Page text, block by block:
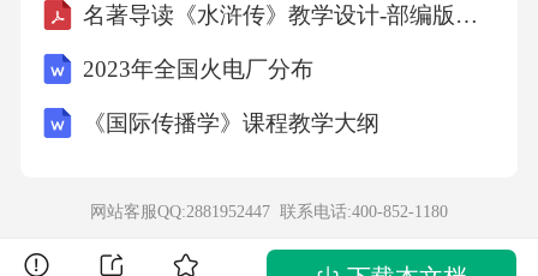
则...............................................7
则..............................................7
5.3.2.9约束命名规
则.............................................7
名著导读《水浒传》教学设计-部编版语文九年级上册
2023年全国火电厂分布
《国际传播学》课程教学大纲
网站客服QQ:2881952447 联系电话:400-852-1180